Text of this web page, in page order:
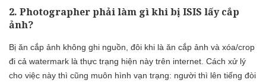
2. Photographer phải làm gì khi bị ISIS lấy cắp
ảnh?
Bị ăn cắp ảnh không ghi nguồn, đôi khi là ăn cắp ảnh và xóa/crop
đi cả watermark là thực trạng hiện này trên internet. Cách xử lý
cho việc này thì cũng muôn hình vạn trạng: người thì lên tiếng đòi